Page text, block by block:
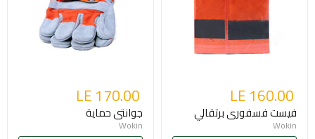
LE 160.00
فيست فسفورى برتقالي
Wokin
LE 170.00
جوانتى حماية
Wokin